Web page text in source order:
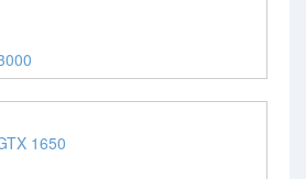
1650